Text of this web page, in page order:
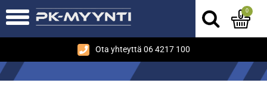
Ota yhteyttä 06 4217 100
0